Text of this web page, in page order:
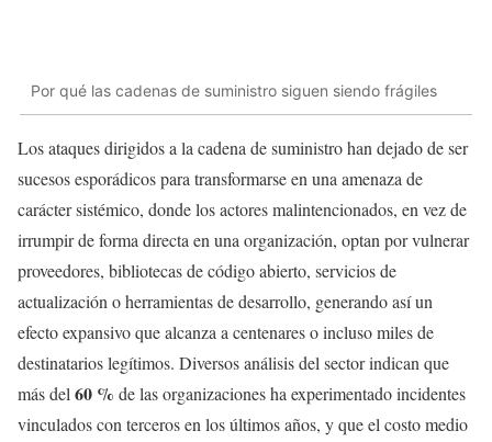
Por qué las cadenas de suministro siguen siendo frágiles
Los ataques dirigidos a la cadena de suministro han dejado de ser
sucesos esporádicos para transformarse en una amenaza de
carácter sistémico, donde los actores malintencionados, en vez de
irrumpir de forma directa en una organización, optan por vulnerar
proveedores, bibliotecas de código abierto, servicios de
actualización o herramientas de desarrollo, generando así un
efecto expansivo que alcanza a centenares o incluso miles de
destinatarios legítimos. Diversos análisis del sector indican que
más del 60 % de las organizaciones ha experimentado incidentes
vinculados con terceros en los últimos años, y que el costo medio